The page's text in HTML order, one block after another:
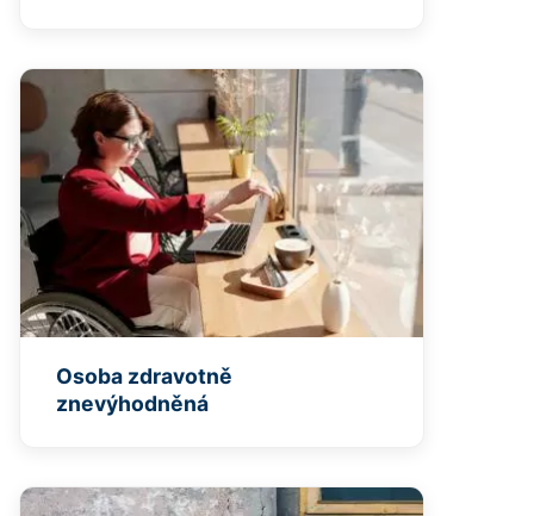
Osoba zdravotně
znevýhodněná